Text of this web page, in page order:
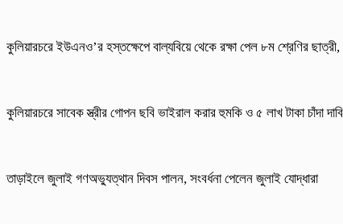
কুলিয়ারচরে ইউএনও’র হস্তক্ষেপে বাল্যবিয়ে থেকে রক্ষা পেল ৮ম শ্রেণির
কুলিয়ারচরে সাবেক স্ত্রীর গোপন ছবি ভাইরাল করার হুমকি ও ৫ লাখ টাকা চাঁদা
তাড়াইলে জুলাই গণঅভ্যুত্থান দিবস পালন, সংবর্ধনা পেলেন জুলাই যোদ্ধারা